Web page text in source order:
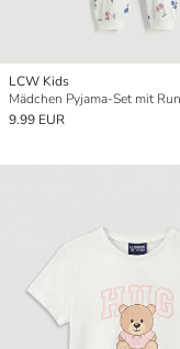
LCW Kids
9.99 EUR